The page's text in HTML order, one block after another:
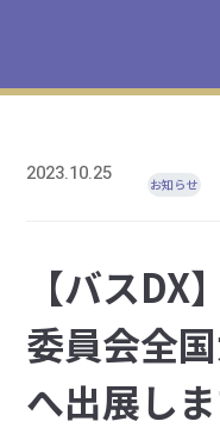
2023.10.25 お知らせ
【バス
委員会全
へ出展しま